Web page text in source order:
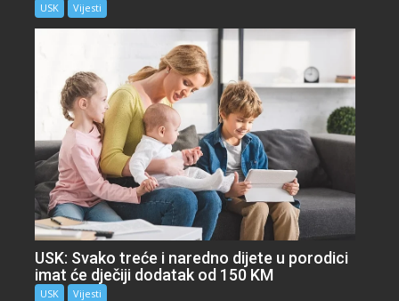
USK Vijesti
USK: Svako treće i naredno dijete u porodici
imat će dječiji dodatak od 150 KM
USK Vijesti